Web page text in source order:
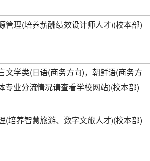
管理(培养薪酬绩效设计师人才)(校本部)
文学类(日语(商务方向)，朝鲜语(商务方
专业分流情况请查看学校网站)(校本部)
(培养智慧旅游、数字文旅人才)(校本部)